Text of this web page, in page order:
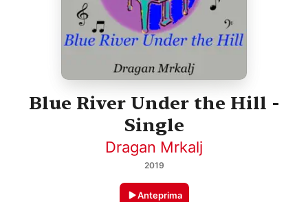
Blue River Under the Hill -
Single
Dragan Mrkalj
2019
Anteprima